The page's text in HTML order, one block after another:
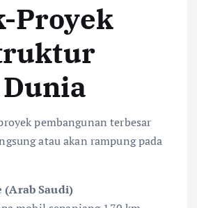
Proyek
pembangunan terbesar
atau akan rampung pada
(Arab Saudi)